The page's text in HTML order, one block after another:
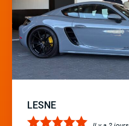
LESNE